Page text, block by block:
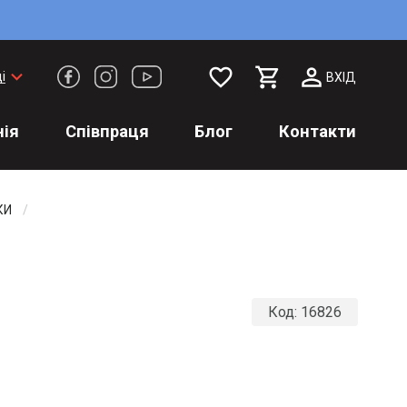
keyboard_arrow_down favorite_border ВХІД
Співпраця Блог Контакти
Код: 16826